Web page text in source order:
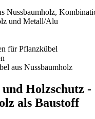
Nussbaumholz,
und Metall/Alu
für Pflanzkübel
aus Nussbaumholz
und Holzschutz -
als Baustoff